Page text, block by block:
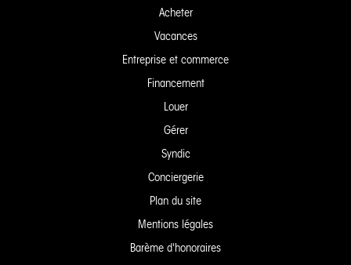
Acheter
Vacances
Entreprise et commerce
Financement
Louer
Gérer
Syndic
Conciergerie
Plan du site
Mentions légales
Barème d'honoraires